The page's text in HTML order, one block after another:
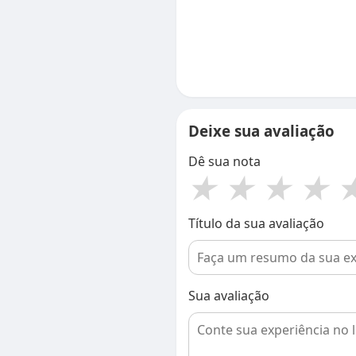
Deixe sua avaliação
Dê sua nota
★ ★ ★ ★
Título da sua avaliação
Sua avaliação